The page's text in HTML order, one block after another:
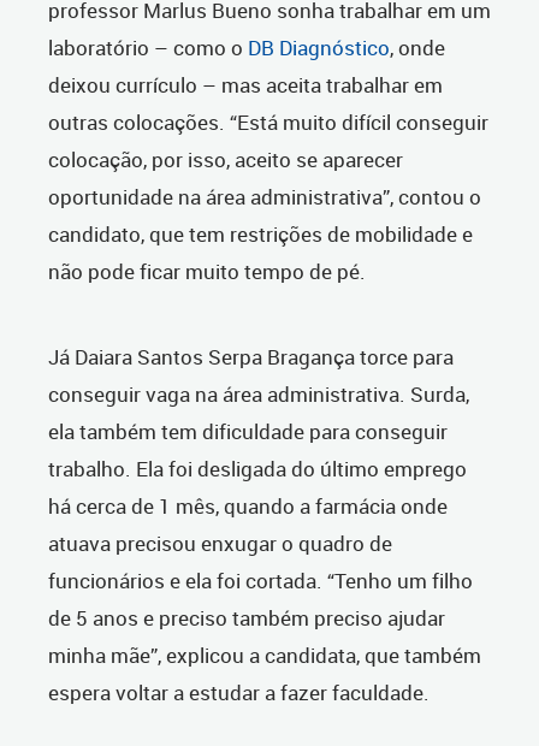
professor Marlus Bueno sonha trabalhar em um
laboratório – como o DB Diagnóstico, onde
deixou currículo – mas aceita trabalhar em
outras colocações. “Está muito difícil conseguir
colocação, por isso, aceito se aparecer
oportunidade na área administrativa”, contou o
candidato, que tem restrições de mobilidade e
não pode ficar muito tempo de pé.
Já Daiara Santos Serpa Bragança torce para
conseguir vaga na área administrativa. Surda,
ela também tem dificuldade para conseguir
trabalho. Ela foi desligada do último emprego
há cerca de 1 mês, quando a farmácia onde
atuava precisou enxugar o quadro de
funcionários e ela foi cortada. “Tenho um filho
de 5 anos e preciso também preciso ajudar
minha mãe”, explicou a candidata, que também
espera voltar a estudar a fazer faculdade.